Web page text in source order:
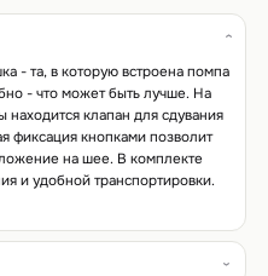
- та, в которую встроена помпа
- что может быть лучше. На
клапан для сдувания
фиксация кнопками позволит
на шее. В комплекте
и удобной транспортировки.